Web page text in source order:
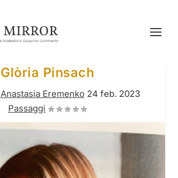
Glòria Pinsach
Anastasia Eremenko 24 feb. 2023
Passaggi